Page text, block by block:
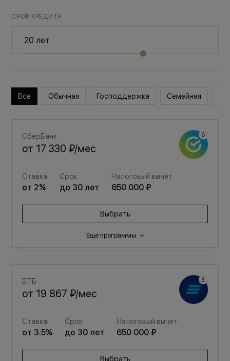
СРОК КРЕДИТА
Все Обычная Господдержка Семейная
СберБанк
от 17 330 ₽/мес
Ставка
от 2%
Срок
до 30 лет
Налоговый вычет
650 000 ₽
Выбрать
Ещё программы
от23 205 ₽ /мес
от3.5% до30 650 000 ₽
Выбрать
ВТБ
от 19 867 ₽/мес
Ставка
от 3.5%
Срок
до 30 лет
Налоговый вычет
650 000 ₽
Выбрать